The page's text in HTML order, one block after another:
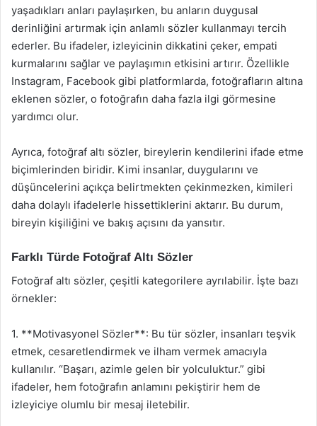
yaşadıkları anları paylaşırken, bu anların duygusal
derinliğini artırmak için anlamlı sözler kullanmayı tercih
ederler. Bu ifadeler, izleyicinin dikkatini çeker, empati
kurmalarını sağlar ve paylaşımın etkisini artırır. Özellikle
Instagram, Facebook gibi platformlarda, fotoğrafların altına
eklenen sözler, o fotoğrafın daha fazla ilgi görmesine
yardımcı olur.
Ayrıca, fotoğraf altı sözler, bireylerin kendilerini ifade etme
biçimlerinden biridir. Kimi insanlar, duygularını ve
düşüncelerini açıkça belirtmekten çekinmezken, kimileri
daha dolaylı ifadelerle hissettiklerini aktarır. Bu durum,
bireyin kişiliğini ve bakış açısını da yansıtır.
Farklı Türde Fotoğraf Altı Sözler
Fotoğraf altı sözler, çeşitli kategorilere ayrılabilir. İşte bazı
örnekler:
1. **Motivasyonel Sözler**: Bu tür sözler, insanları teşvik
etmek, cesaretlendirmek ve ilham vermek amacıyla
kullanılır. “Başarı, azimle gelen bir yolculuktur.” gibi
ifadeler, hem fotoğrafın anlamını pekiştirir hem de
izleyiciye olumlu bir mesaj iletebilir.